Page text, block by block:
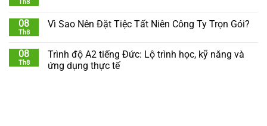
Th8
08
Th8
Vì Sao Nên Đặt Tiệc Tất Niên Công Ty Trọn Gói?
08
Th8
Trình độ A2 tiếng Đức: Lộ trình học, kỹ năng và
ứng dụng thực tế